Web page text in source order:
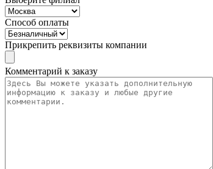
Способ оплаты
Прикрепить реквизиты компании
Комментарий к заказу